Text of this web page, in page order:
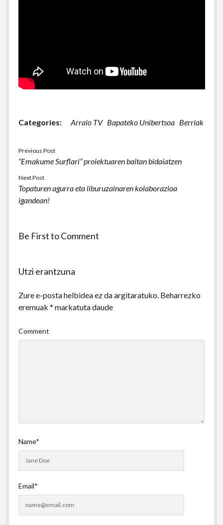
Categories: Arraio TV Bapateko Unibertsoa Berriak
Previous Post
“Emakume Surflari” proiektuaren baitan bidaiatzen
Next Post
Topaturen agurra eta liburuzainaren kolaborazioa
igandean!
Be First to Comment
Utzi erantzuna
Zure e-posta helbidea ez da argitaratuko. Beharrezko
eremuak * markatuta daude
Comment
Name*
Email*